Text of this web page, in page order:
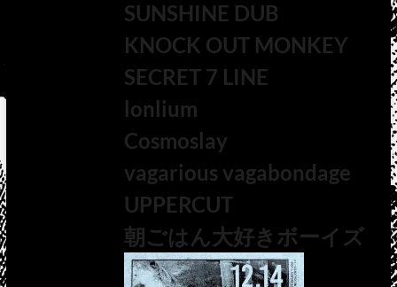
SUNSHINE DUB
KNOCK OUT MONKEY
SECRET 7 LINE
lonlium
Cosmoslay
vagarious vagabondage
UPPERCUT
朝ごはん大好きボーイズ